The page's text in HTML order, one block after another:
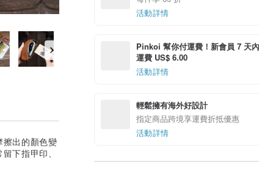
活動詳情
Pinkoi 幫你付運費！新會員 7 天
運費 US$ 6.00
活動詳情
輕鬆擁有海外好設計
指定商品跨境享運費折抵優惠
活動詳情
出的顏色變
下指甲印、